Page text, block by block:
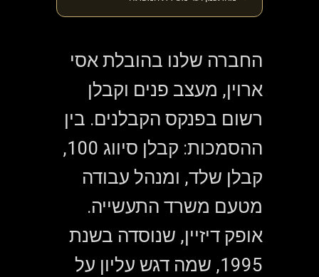
החברה שלנו בהובלת אסי
ארוין, מעצב פנים וקבלן
רשום בפנקס הקבלנים. בין
ההסמכות: קבלן סיווג 100,
קבלן שלד, ומנהל עבודה
מטעם משרד התעשייה.
אופק דיזיין, שנוסדה בשנת
1995, שמה דגש עליון על